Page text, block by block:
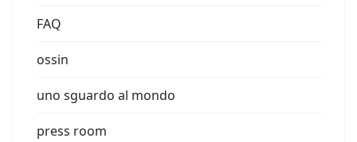
FAQ
ossin
uno sguardo al mondo
press room